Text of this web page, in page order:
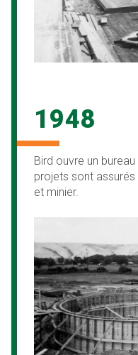
1948
Bird ouvre un
projets sont
et minier.